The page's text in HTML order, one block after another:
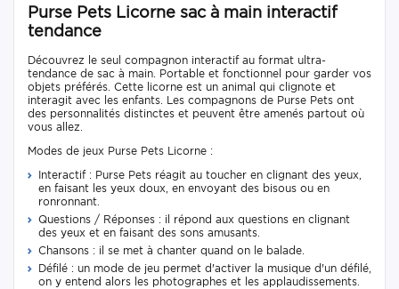
Purse Pets Licorne sac à main interactif
tendance
Découvrez le seul compagnon interactif au format ultra-
tendance de sac à main. Portable et fonctionnel pour garder vos
objets préférés. Cette licorne est un animal qui clignote et
interagit avec les enfants. Les compagnons de Purse Pets ont
des personnalités distinctes et peuvent être amenés partout où
vous allez.
Modes de jeux Purse Pets Licorne :
Interactif : Purse Pets réagit au toucher en clignant des yeux,
en faisant les yeux doux, en envoyant des bisous ou en
ronronnant.
Questions / Réponses : il répond aux questions en clignant
des yeux et en faisant des sons amusants.
Chansons : il se met à chanter quand on le balade.
Défilé : un mode de jeu permet d'activer la musique d'un défilé,
on y entend alors les photographes et les applaudissements.